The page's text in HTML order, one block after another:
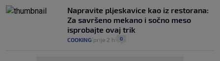
Napravite pljeskavice kao iz restorana:
Za savršeno mekano i sočno meso
isprobajte ovaj trik
COOKING prije 2 h 0